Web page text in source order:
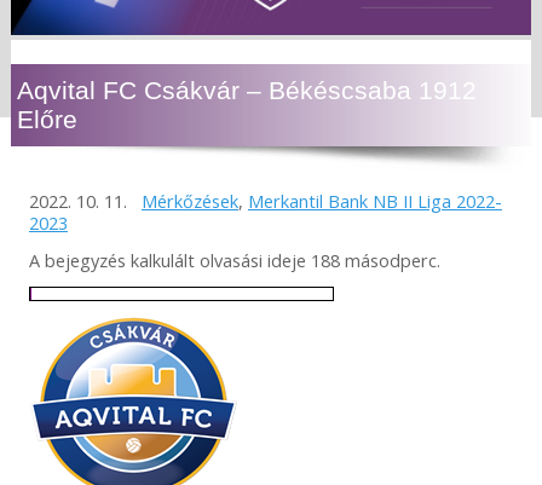
Aqvital FC Csákvár – Békéscsaba 1912
Előre
2022. 10. 11. Mérkőzések, Merkantil Bank NB II Liga 2022-
2023
A bejegyzés kalkulált olvasási ideje 188 másodperc.